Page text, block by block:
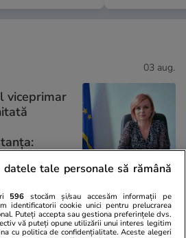
03 aug.
viceprimar
02 aug.
datele tale personale să rămână
596 stocăm și/sau accesăm informații pe
identificatorii cookie unici pentru prelucrarea
Puteți accepta sau gestiona preferințele dvs.
vă puteți opune utilizării unui interes legitim
cu politica de confidențialitate. Aceste alegeri